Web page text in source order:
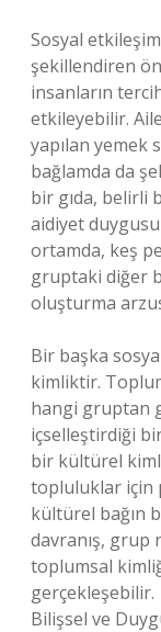
Sosyal
şekillendiren
insanların
etkileyebilir.
yapılan yemek
bağlamda da
bir gıda, belirli
aidiyet
ortamda, keş
gruptaki diğer
oluşturma
Bir başka
kimliktir.
hangi gruptan
içselleştirdiği
bir kültürel
topluluklar için
kültürel bağın
davranış, grup
toplumsal
gerçekleşebilir.
Bilişsel ve